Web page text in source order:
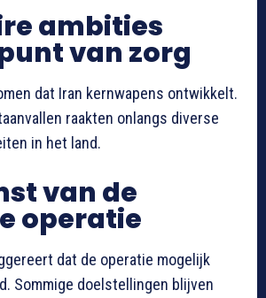
ambities
van zorg
dat Iran kernwapens ontwikkelt.
raakten onlangs diverse
in het land.
van de
operatie
dat de operatie mogelijk
Sommige doelstellingen blijven